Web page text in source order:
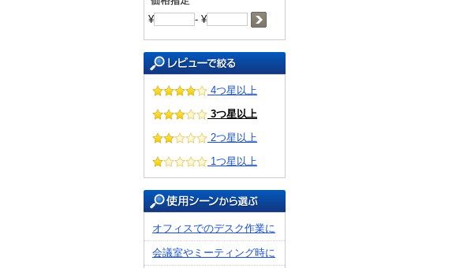
¥ - ¥
4つ星以上
3つ星以上
2つ星以上
1つ星以上
オフィスでのデスク作業に
会議室やミーティング時に